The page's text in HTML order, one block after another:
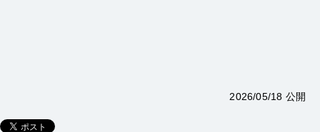
2026/05/18 公開